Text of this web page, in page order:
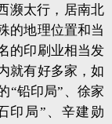
濒太行，居南北
的地理位置和当
的印刷业相当发
就有好多家，如
“铅印局”、徐家
印局”、辛建勋